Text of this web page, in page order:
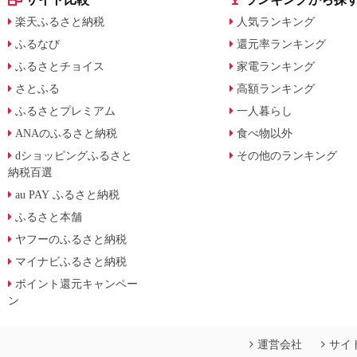
楽天ふるさと納税
ふるなび
ふるさとチョイス
さとふる
ふるさとプレミアム
ANAのふるさと納税
dショッピングふるさと
納税百選
au PAY ふるさと納税
ふるさと本舗
ヤフーのふるさと納税
マイナビふるさと納税
ポイント還元キャンペー
ン
人気ランキング
還元率ランキング
家電ランキング
高額ランキング
一人暮らし
食べ物以外
その他のランキング
運営会社 サイ